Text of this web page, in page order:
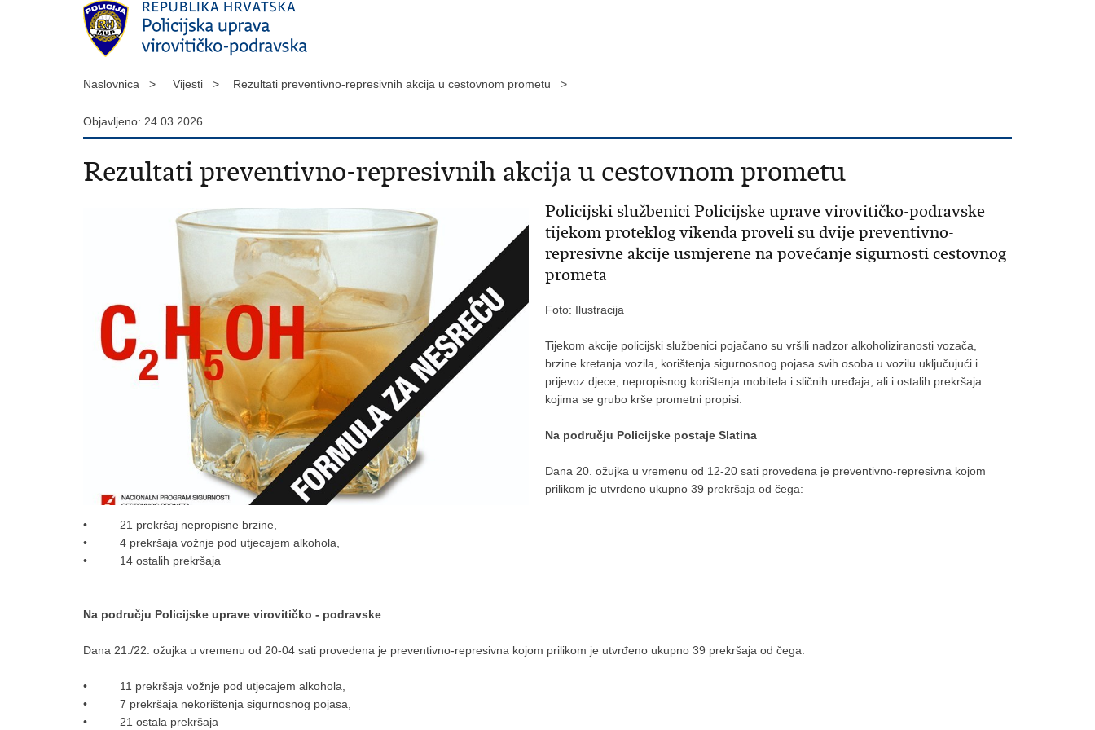
Naslovnica > Vijesti > Rezultati preventivno-represivnih akcija u cestovnom prometu >
Objavljeno: 24.03.2026.
Rezultati preventivno-represivnih akcija u cestovnom prometu
Policijski službenici Policijske uprave virovitičko-podravske
tijekom proteklog vikenda proveli su dvije preventivno-
represivne akcije usmjerene na povećanje sigurnosti cestovnog
prometa
Foto: Ilustracija
Tijekom akcije policijski službenici pojačano su vršili nadzor alkoholiziranosti vozača,
brzine kretanja vozila, korištenja sigurnosnog pojasa svih osoba u vozilu uključujući i
prijevoz djece, nepropisnog korištenja mobitela i sličnih uređaja, ali i ostalih prekršaja
kojima se grubo krše prometni propisi.
Na području Policijske postaje Slatina
Dana 20. ožujka u vremenu od 12-20 sati provedena je preventivno-represivna kojom
prilikom je utvrđeno ukupno 39 prekršaja od čega:
• 21 prekršaj nepropisne brzine,
• 4 prekršaja vožnje pod utjecajem alkohola,
• 14 ostalih prekršaja
Na području Policijske uprave virovitičko - podravske
Dana 21./22. ožujka u vremenu od 20-04 sati provedena je preventivno-represivna kojom prilikom je utvrđeno ukupno 39 prekršaja od čega:
• 11 prekršaja vožnje pod utjecajem alkohola,
• 7 prekršaja nekorištenja sigurnosnog pojasa,
• 21 ostala prekršaja